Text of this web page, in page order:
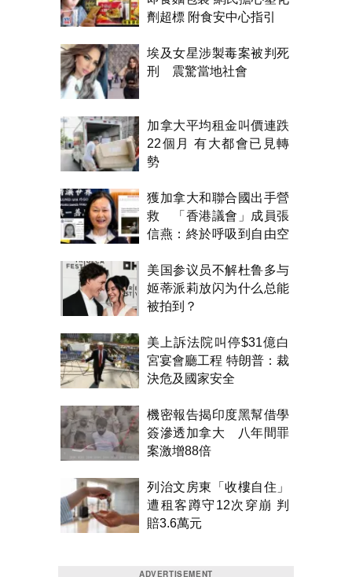
劑超標 附食安中心指引
埃及女星涉製毒案被判死
刑 震驚當地社會
加拿大平均租金叫價連跌
22個月 有大都會已見轉
勢
獲加拿大和聯合國出手營
救 「香港議會」成員張
信燕：終於呼吸到自由空
美国参议员不解杜鲁多与
姬蒂派莉放闪为什么总能
被拍到？
美上訴法院叫停$31億白
宮宴會廳工程 特朗普：裁
決危及國家安全
機密報告揭印度黑幫借學
簽滲透加拿大 八年間罪
案激增88倍
列治文房東「收樓自住」
遭租客蹲守12次穿崩 判
賠3.6萬元